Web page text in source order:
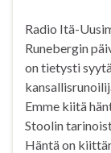
Radio Itä-
Runebergin
on tietysti
Emme kiitä
Stoolin
Häntä on